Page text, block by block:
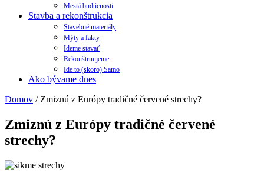
Mestá budúcnosti
Stavba a rekonštrukcia
Stavebné materiály
Mýty a fakty
Ideme stavať
Rekonštruujeme
Ide to (skoro) Samo
Ako bývame dnes
Domov / Zmiznú z Európy tradičné červené strechy?
Zmiznú z Európy tradičné červené
strechy?